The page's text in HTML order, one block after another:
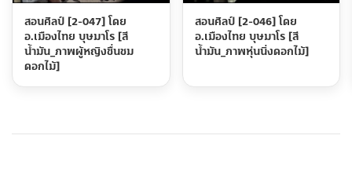
สอนศิลป์ [2-047] โดย
อ.เมืองไทย บุษมาโร [สี
น้ำมัน_ภาพผู้หญิงชื่นชม
ดอกไม้]
สอนศิลป์ [2-046] โดย
อ.เมืองไทย บุษมาโร [สี
น้ำมัน_ภาพหุ่นนิ่งดอกไม้]